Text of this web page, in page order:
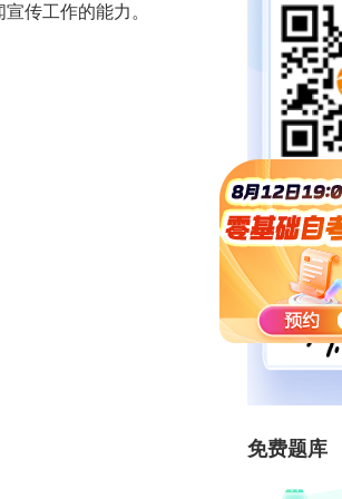
传工作的能力。
免费题库